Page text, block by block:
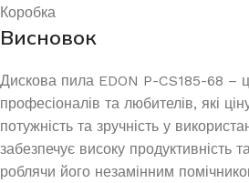
Коробка
Висновок
Дискова пила EDON P-CS185-68 –
професіоналів та любителів, які
потужність та зручність у
забезпечує високу продуктивність
роблячи його незамінним